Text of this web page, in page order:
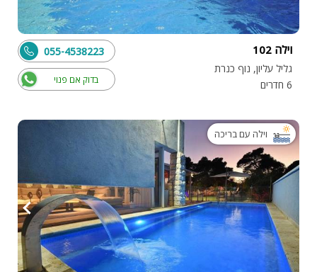
וילה 102
גליל עליון, נוף כנרת
6 חדרים
בדוק אם פנוי
055-4538223
וילה עם בריכה